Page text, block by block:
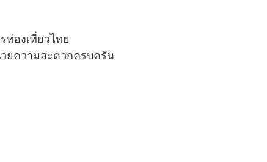
ท่องเที่ยวไทย
ยความสะดวกครบครัน